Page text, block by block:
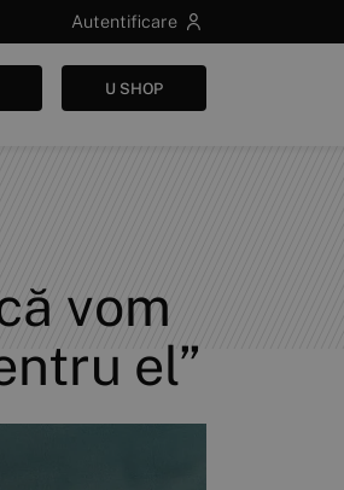
Autentificare
U SHOP
vom
el”